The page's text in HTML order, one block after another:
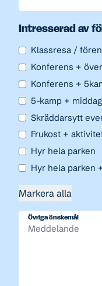
Intresserad av
Klassresa /
Konferens +
Konferens +
5-kamp + middag
Skräddarsytt
Frukost +
Hyr hela parken
Hyr hela parken
Markera alla
Övriga önskemål